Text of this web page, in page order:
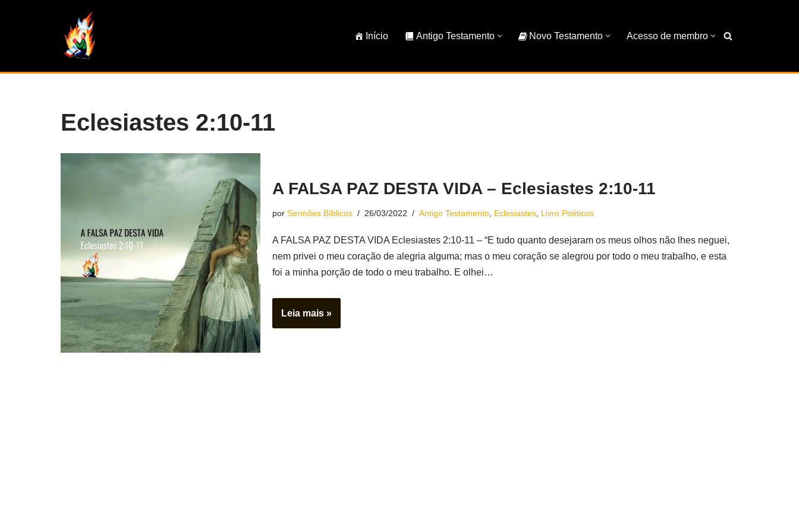
Início Antigo Testamento Novo Testamento Acesso de membro
Eclesiastes 2:10-11
A FALSA PAZ DESTA VIDA – Eclesiastes 2:10-11
por Sermões Bíblicos 26/03/2022 Antigo Testamento Eclesiastes Livro Poéticos
A FALSA PAZ DESTA VIDA Eclesiastes 2:10-11 – “E tudo quanto desejaram os meus olhos não lhes neguei,
nem privei o meu coração de alegria alguma; mas o meu coração se alegrou por todo o meu trabalho, e esta
foi a minha porção de todo o meu trabalho. E olhei…
Leia mais »